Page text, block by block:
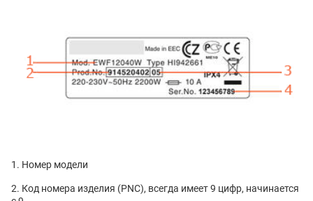
Номер модели
Код номера изделия (PNC), всегда имеет 9 цифр, начинается